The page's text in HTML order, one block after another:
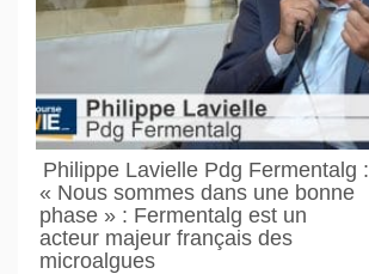
Philippe Lavielle Pdg Fermentalg :
« Nous sommes dans une bonne
phase » : Fermentalg est un
acteur majeur français des
microalgues